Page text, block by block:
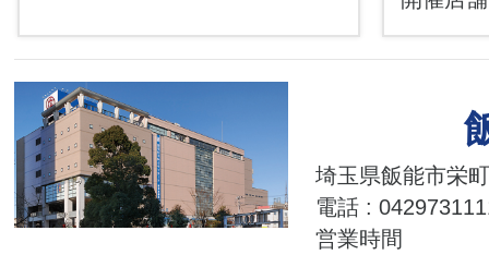
埼玉県飯能市栄
電話 :
営業時間